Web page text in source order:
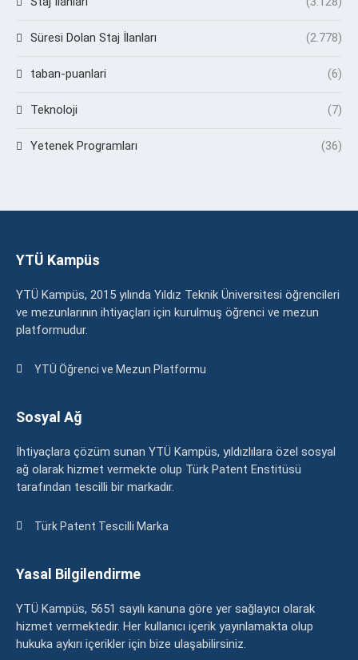
Süresi Dolan Staj İlanları (2.778)
taban-puanlari (6)
Teknoloji (7)
Yetenek Programları (36)
YTÜ Kampüs
YTÜ Kampüs, 2015 yılında Yıldız Teknik Üniversitesi öğrencileri
ve mezunlarının ihtiyaçları için kurulmuş öğrenci ve mezun
platformudur.
YTÜ Öğrenci ve Mezun Platformu
Sosyal Ağ
İhtiyaçlara çözüm sunan YTÜ Kampüs, yıldızlılara özel sosyal
ağ olarak hizmet vermekte olup Türk Patent Enstitüsü
tarafından tescilli bir markadır.
Türk Patent Tescilli Marka
Yasal Bilgilendirme
YTÜ Kampüs, 5651 sayılı kanuna göre yer sağlayıcı olarak
hizmet vermektedir. Her kullanıcı içerik yayınlamakta olup
hukuka aykırı içerikler için bize ulaşabilirsiniz.